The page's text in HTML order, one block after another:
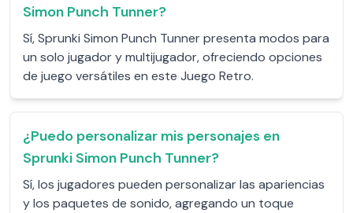
Simon Punch Tunner?
Sí, Sprunki Simon Punch Tunner presenta modos para
un solo jugador y multijugador, ofreciendo opciones
de juego versátiles en este Juego Retro.
¿Puedo personalizar mis personajes en
Sprunki Simon Punch Tunner?
Sí, los jugadores pueden personalizar las apariencias
y los paquetes de sonido, agregando un toque